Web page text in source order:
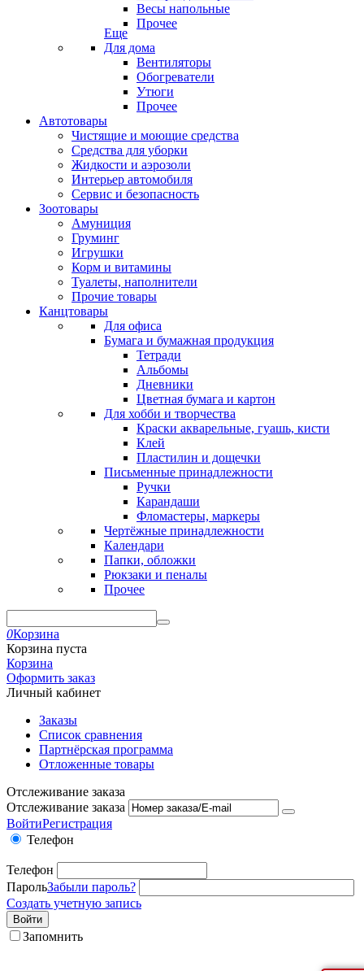
Весы напольные
Прочее
Еще
Для дома
Вентиляторы
Обогреватели
Утюги
Прочее
Автотовары
Чистящие и моющие средства
Средства для уборки
Жидкости и аэрозоли
Интерьер автомобиля
Сервис и безопасность
Зоотовары
Амуниция
Груминг
Игрушки
Корм и витамины
Туалеты, наполнители
Прочие товары
Канцтовары
Для офиса
Бумага и бумажная продукция
Тетради
Альбомы
Дневники
Цветная бумага и картон
Для хобби и творчества
Краски акварельные, гуашь, кисти
Клей
Пластилин и дощечки
Письменные принадлежности
Ручки
Карандаши
Фломастеры, маркеры
Чертёжные принадлежности
Календари
Папки, обложки
Рюкзаки и пеналы
Прочее
0Корзина
Корзина пуста
Корзина
Оформить заказ
Личный кабинет
Заказы
Список сравнения
Партнёрская программа
Отложенные товары
Отслеживание заказа
Отслеживание заказа
ВойтиРегистрация
Телефон
Телефон
ПарольЗабыли пароль?
Создать учетную запись
Войти
Запомнить